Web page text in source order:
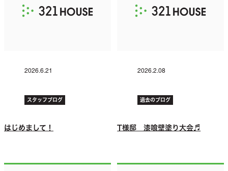
2026.6.21
スタッフブログ
はじめまして！
2026.2.08
過去のブログ
T様邸 漆喰壁塗り大会♬